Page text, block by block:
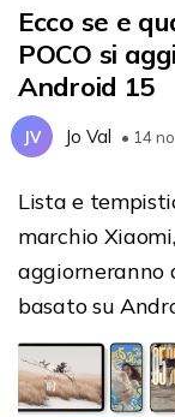
Ecco se e
POCO si
Android 15
JV Jo Val • 14
Lista e
marchio
aggiorneranno
basato su